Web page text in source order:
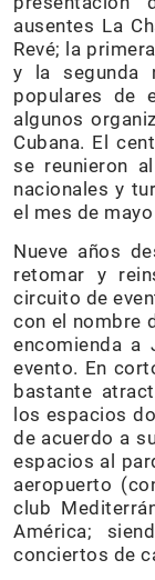
ausentes La
Revé; la
y la segunda
populares de
algunos
Cubana. El
se reunieron
nacionales y
el mes de
Nueve años
retomar y
circuito de
con el nombre
encomienda a
evento. En
bastante
los espacios
de acuerdo a
espacios al
aeropuerto
club
América;
conciertos de